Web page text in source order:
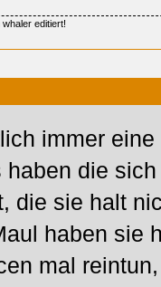
editiert!
immer
die
die sie halt
haben sie
mal